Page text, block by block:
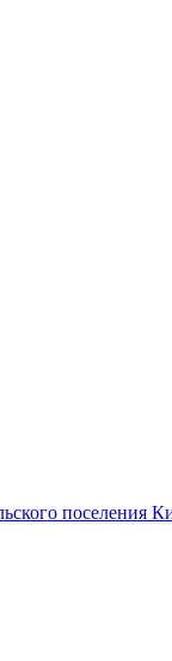
поселения